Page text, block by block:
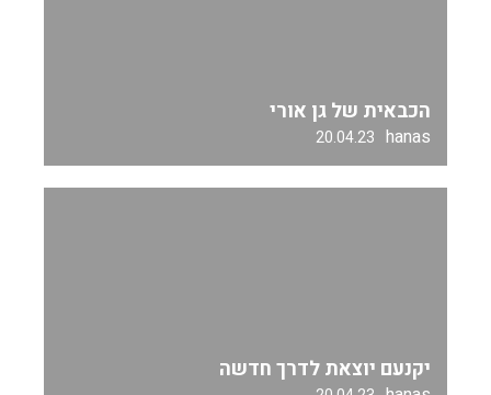
הכבאית של גן אורי
hanas
20.04.23
יקנעם יוצאת לדרך חדשה